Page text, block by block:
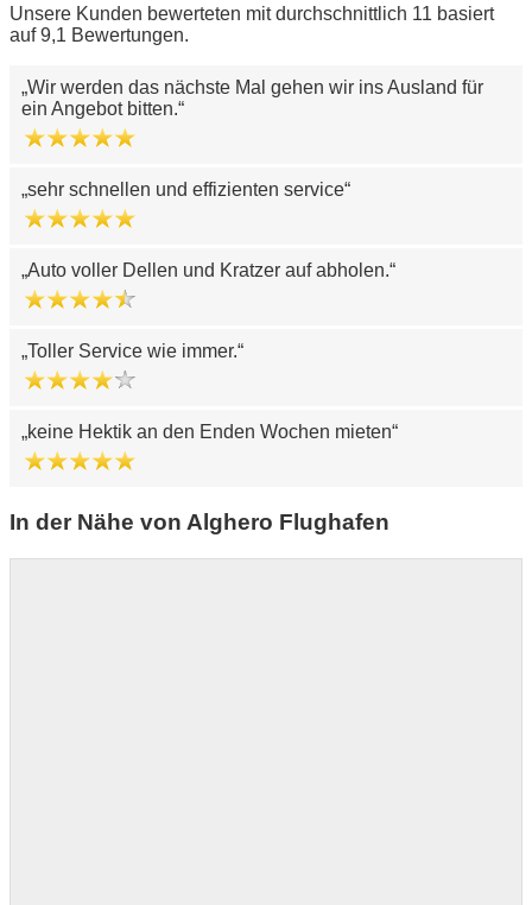
Unsere Kunden bewerteten mit durchschnittlich 11 basiert
auf 9,1 Bewertungen.
Wir werden das nächste Mal gehen wir ins Ausland für
ein Angebot bitten.
sehr schnellen und effizienten service
Auto voller Dellen und Kratzer auf abholen.
Toller Service wie immer.
keine Hektik an den Enden Wochen mieten
In der Nähe von Alghero Flughafen